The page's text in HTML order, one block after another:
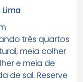
três quartos
meia colher
e meia de
de sal. Reserve